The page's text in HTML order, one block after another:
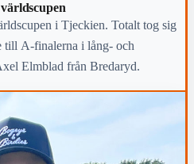
i Tjeckien. Totalt tog sig
till A-finalerna i lång- och
Elmblad från Bredaryd.